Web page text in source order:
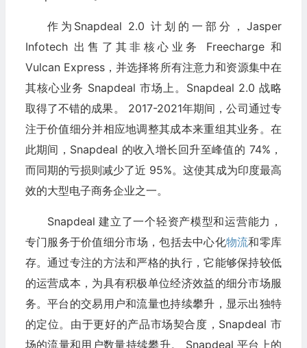
作为Snapdeal 2.0 计划的一部分，Jasper
Infotech 出售了其非核心业务 Freecharge 和
Vulcan Express，并选择将所有注意力和资源集中在
其核心业务 Snapdeal 市场上。Snapdeal 2.0 战略
取得了不错的成果。 2017-2021年期间，公司通过专
注于价值细分并相应地调整其成本来重组其业务。在
此期间，Snapdeal 的收入增长回升至峰值的 74%，
而同期的亏损则减少了近 95%。这使其成为印度最高
效的大型电子商务企业之一。
Snapdeal 建立了一个轻资产模型和运营能力，
专门服务于价值细分市场，包括去中心化物流和零库
存。通过专注的方法和严格的执行，它能够保持较低
的运营成本，为具有积极单位经济效益的细分市场服
务。平台的交易用户和流量也持续攀升，显示出独特
的定位。由于更好的产品市场契合度，Snapdeal 市
场的流量和用户数量持续攀升。 Snapdeal 平台上的